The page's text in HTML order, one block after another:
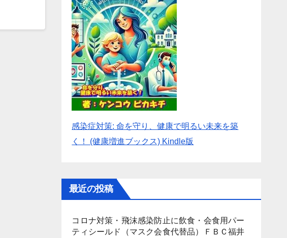
感染症対策: 命を守り、健康で明るい未来を築
く！ (健康増進ブックス) Kindle版
最近の投稿
コロナ対策・飛沫感染防止に飲食・会食用パー
ティシールド（マスク会食代替品）ＦＢＣ福井